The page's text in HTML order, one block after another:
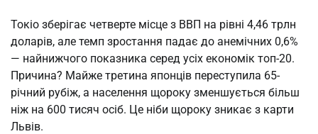
Токіо зберігає четверте місце з ВВП на рівні 4,46 трлн
доларів, але темп зростання падає до анемічних 0,6%
— найнижчого показника серед усіх економік топ-20.
Причина? Майже третина японців переступила 65-
річний рубіж, а населення щороку зменшується більш
ніж на 600 тисяч осіб. Це ніби щороку зникає з карти
Львів.